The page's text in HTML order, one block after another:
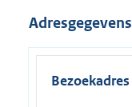
Adresgegevens
Bezoekadres